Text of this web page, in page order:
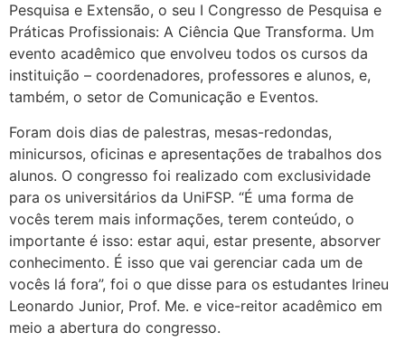
Pesquisa e Extensão, o seu I Congresso de Pesquisa e
Práticas Profissionais: A Ciência Que Transforma. Um
evento acadêmico que envolveu todos os cursos da
instituição – coordenadores, professores e alunos, e,
também, o setor de Comunicação e Eventos.
Foram dois dias de palestras, mesas-redondas,
minicursos, oficinas e apresentações de trabalhos dos
alunos. O congresso foi realizado com exclusividade
para os universitários da UniFSP. “É uma forma de
vocês terem mais informações, terem conteúdo, o
importante é isso: estar aqui, estar presente, absorver
conhecimento. É isso que vai gerenciar cada um de
vocês lá fora”, foi o que disse para os estudantes Irineu
Leonardo Junior, Prof. Me. e vice-reitor acadêmico em
meio a abertura do congresso.